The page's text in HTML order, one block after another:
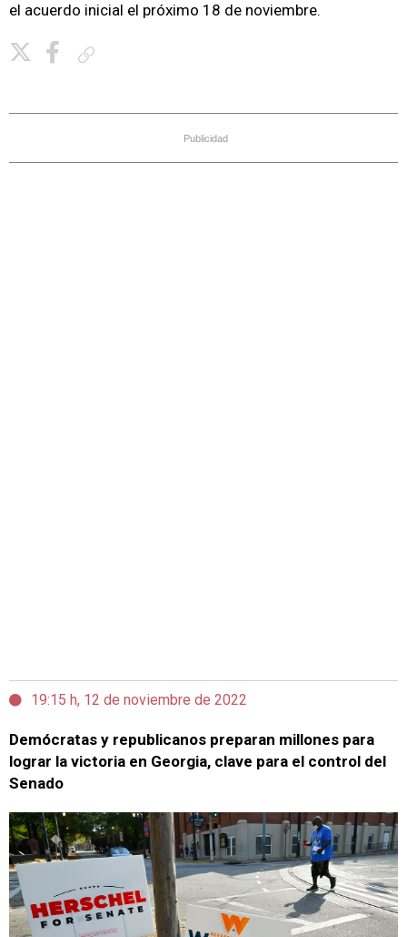
el acuerdo inicial el próximo 18 de noviembre.
Publicidad
19:15 h, 12 de noviembre de 2022
Demócratas y republicanos preparan millones para
lograr la victoria en Georgia, clave para el control del
Senado